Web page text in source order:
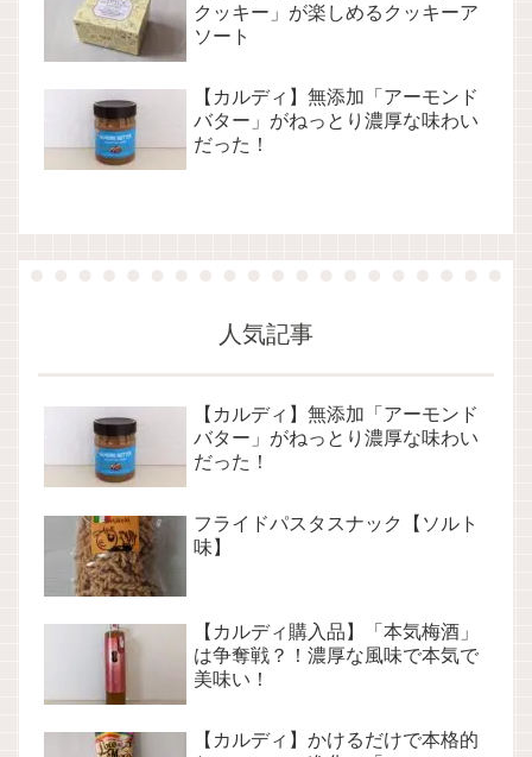
クッキー」が楽しめるクッキーア
ソート
【カルディ】無添加「アーモンド
バター」がねっとり濃厚な味わい
だった！
人気記事
【カルディ】無添加「アーモンド
バター」がねっとり濃厚な味わい
だった！
フライドパスタスナック【ソルト
味】
【カルディ購入品】「本気梅酒」
は争奪戦？！濃厚な風味で本気で
美味い！
【カルディ】かけるだけで本格的